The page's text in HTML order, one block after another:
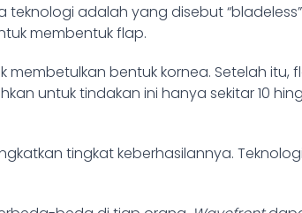
adalah yang disebut “bladeless”
membentuk flap.
bentuk kornea. Setelah itu,
untuk tindakan ini hanya sekitar 10
tingkat keberhasilannya.